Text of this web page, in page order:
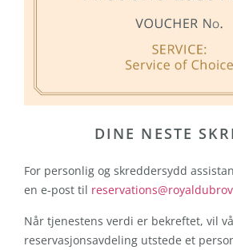
DINE NESTE
For personlig og skreddersydd
en e-post til
Når tjenestens verdi er bekreftet, vil
reservasjonsavdeling utstede et